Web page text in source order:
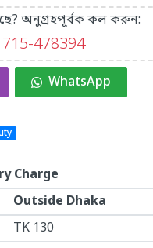
অনুগ্রহপূর্বক কল করুন:
478394
WhatsApp
Charge
Outside Dhaka
TK 130